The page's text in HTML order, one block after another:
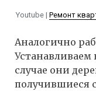
Youtube | Ремонт
Аналогично
случае они
получившиеся